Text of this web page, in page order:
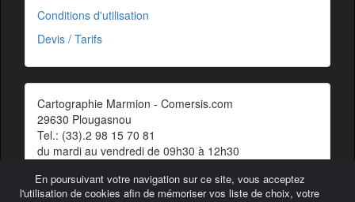
En poursuivant votre navigation sur ce site, vous acceptez
l'utilisation de cookies afin de mémoriser vos liste de choix, votre
Conditions d'utilisation
Devis / Tarifs
Cartographie Marmion - Comersis.com
29630 Plougasnou
Tel.: (33).2 98 15 70 81
du mardi au vendredi de 09h30 à 12h30
Contact